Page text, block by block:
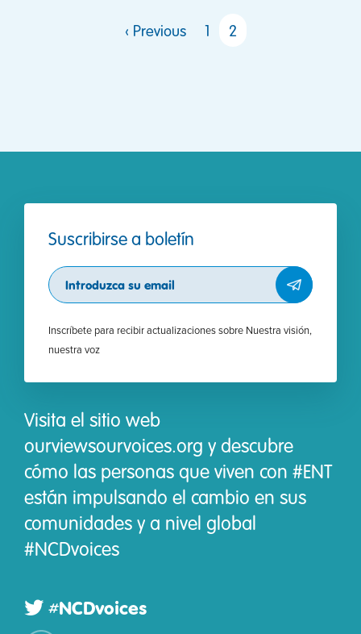
‹ PreviousPágina anterior
1 2
Suscribirse a boletín
Subscribe
Inscríbete para recibir actualizaciones sobre Nuestra visión,
nuestra voz
Visita el sitio web
ourviewsourvoices.org y descubre
cómo las personas que viven con #ENT
están impulsando el cambio en sus
comunidades y a nivel global
#NCDvoices
#NCDvoices